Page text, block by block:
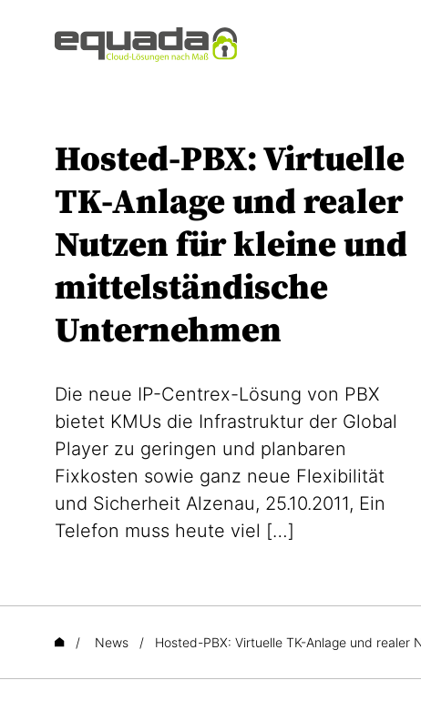
Hosted-PBX: Virtuelle
TK-Anlage und realer
Nutzen für kleine und
mittelständische
Unternehmen
Die neue IP-Centrex-Lösung von PBX
bietet KMUs die Infrastruktur der Global
Player zu geringen und planbaren
Fixkosten sowie ganz neue Flexibilität
und Sicherheit Alzenau, 25.10.2011, Ein
Telefon muss heute viel […]
/ News / Hosted-PBX: Virtuelle TK-Anlage und